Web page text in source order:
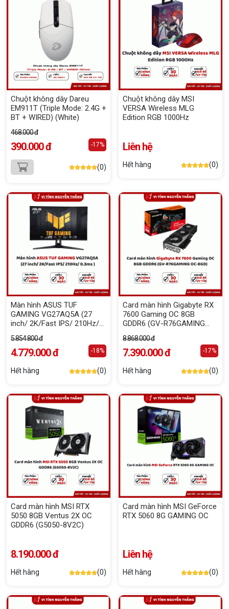
Chuột không dây Dareu
EM911T (Triple Mode: 2.4G +
BT + WIRED) (White)
468.000 đ
390.000 đ -17%
(0)
Chuột không dây MSI
VERSA Wireless MLG
Edition RGB 1000Hz
Liên hệ
Hết hàng (0)
Màn hình ASUS TUF
GAMING VG27AQ5A (27
inch/ 2K/Fast IPS/ 210Hz/
5.854.800 đ
4.779.000 đ -18%
Hết hàng (0)
Card màn hình Gigabyte RX
7600 Gaming OC 8GB
GDDR6 (GV-R76GAMING
8.868.000 đ
7.390.000 đ -17%
Hết hàng (0)
Card màn hình MSI RTX
5050 8GB Ventus 2X OC
GDDR6 (G5050-8V2C)
8.190.000 đ
Hết hàng (0)
Card màn hình MSI GeForce
RTX 5060 8G GAMING OC
Liên hệ
Hết hàng (0)